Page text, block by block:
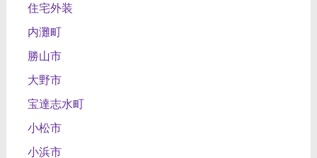
住宅外装
内灘町
勝山市
大野市
宝達志水町
小松市
小浜市